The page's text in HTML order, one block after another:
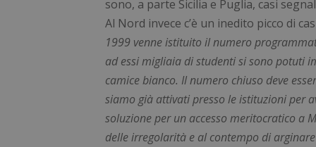
sono, a parte Sicilia e Puglia, casi
Al Nord invece c’è un inedito picco di
1999 venne istituito il numero
ad essi migliaia di studenti si sono potuti
camice bianco. Il numero chiuso deve
siamo già attivati presso le istituzioni per
soluzione per un accesso meritocratico a
delle irregolarità e al contempo di
_ga_FZHNWL9SQ9
_tteus